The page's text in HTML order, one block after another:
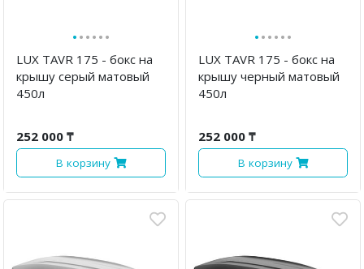
······
LUX TAVR 175 - бокс на
крышу серый матовый
450л
252 000 ₸
В корзину
······
LUX TAVR 175 - бокс на
крышу черный матовый
450л
252 000 ₸
В корзину